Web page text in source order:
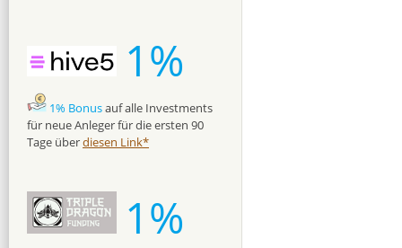
1%
1% Bonusauf alle Investments
für neue Anleger für die ersten 90
Tage überdiesen Link*
1%